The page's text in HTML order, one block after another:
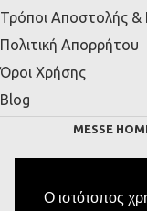
Ο ιστότοπος
Τρόποι Αποστολής
Πολιτική Απορρήτου
Όροι Χρήσης
Blog
MESSE